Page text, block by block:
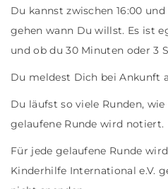
Du kannst zwischen 16:00
gehen wann Du willst. Es ist
und ob du 30 Minuten oder 3
Du meldest Dich bei Ankunft
Du läufst so viele Runden,
gelaufene Runde wird notiert.
Für jede gelaufene Runde
Kinderhilfe International e.V.